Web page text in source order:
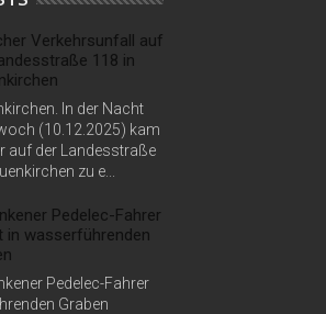
Verkehrsunfall auf
118 in
In der Nacht
(10.12.2025) kam
auf der Landesstraße
zu e...
Pedelec-Fahrer
in wasserführenden
Pedelec-Fahrer
Graben